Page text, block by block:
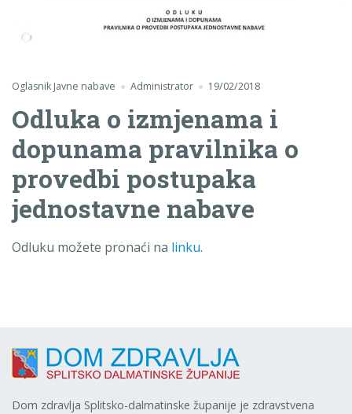
Oglasnik Javne nabave Administrator 19/02/2018
Odluka o izmjenama i
dopunama pravilnika o
provedbi postupaka
jednostavne nabave
Odluku možete pronaći na linku.
Dom zdravlja Splitsko-dalmatinske županije je zdravstvena